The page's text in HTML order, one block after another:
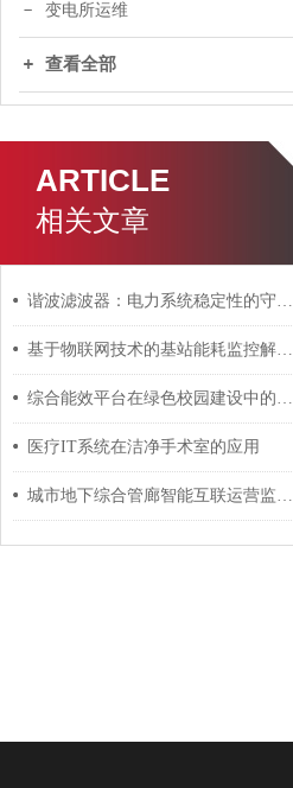
变电所运维
查看全部
ARTICLE
相关文章
谐波滤波器：电力系统稳定性的守护者
基于物联网技术的基站能耗监控解决方案
综合能效平台在绿色校园建设中的管理效益研究
医疗IT系统在洁净手术室的应用
城市地下综合管廊智能互联运营监控系统建设研究